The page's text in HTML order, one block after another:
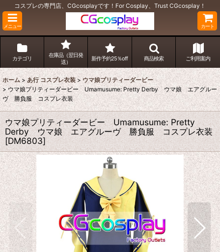
コスプレの専門店、CGcosplayです！For Cosplay、Trust CGcosplay！
メニュー カート
カテゴリ
在庫品（翌日発
送）
新作予約25％off 商品検索 ご利用案内
ホーム > あ行 コスプレ衣装 > ウマ娘プリティーダービー
> ウマ娘プリティーダービー Umamusume: Pretty Derby ウマ娘 エアグルー
ヴ 勝負服 コスプレ衣装
ウマ娘プリティーダービー Umamusume: Pretty
Derby ウマ娘 エアグルーヴ 勝負服 コスプレ衣装
[DM6803]